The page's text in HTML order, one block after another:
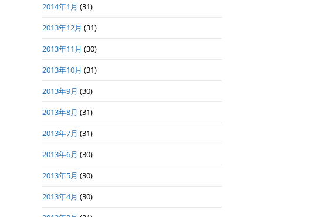
2014年1月 (31)
2013年12月 (31)
2013年11月 (30)
2013年10月 (31)
2013年9月 (30)
2013年8月 (31)
2013年7月 (31)
2013年6月 (30)
2013年5月 (30)
2013年4月 (30)